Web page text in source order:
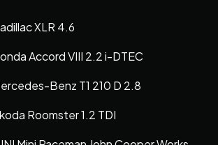
XLR 4.6
Accord VIII 2.2 i-DTEC
Benz T1 210 D 2.8
Roomster 1.2 TDI